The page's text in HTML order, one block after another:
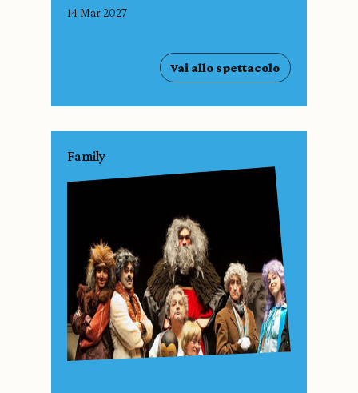
14 Mar 2027
Vai allo spettacolo
Family